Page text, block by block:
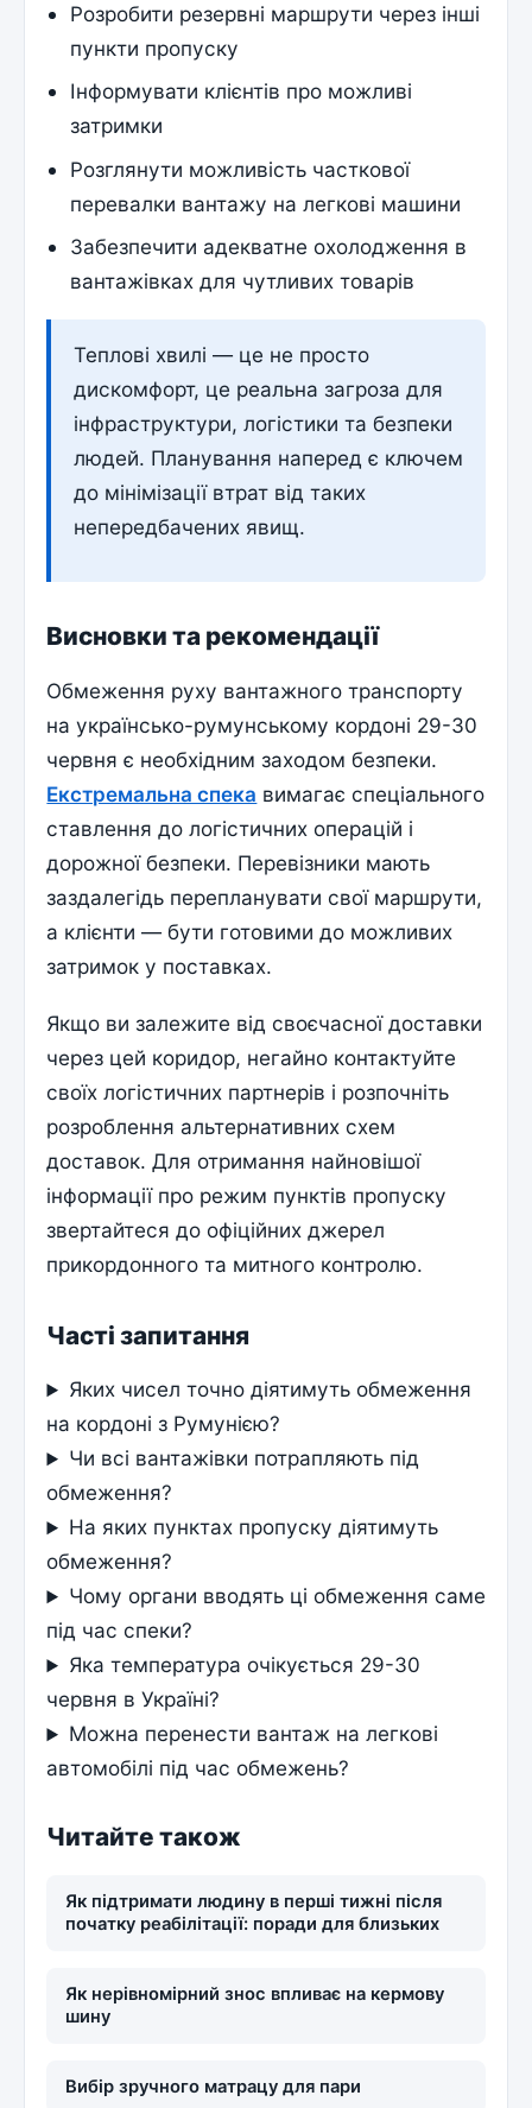
Розробити резервні маршрути через інші
пункти пропуску
Інформувати клієнтів про можливі
затримки
Розглянути можливість часткової
перевалки вантажу на легкові машини
Забезпечити адекватне охолодження в
вантажівках для чутливих товарів
Теплові хвилі — це не просто
дискомфорт, це реальна загроза для
інфраструктури, логістики та безпеки
людей. Планування наперед є ключем
до мінімізації втрат від таких
непередбачених явищ.
Висновки та рекомендації
Обмеження руху вантажного транспорту
на украї­нсько-румунському кордоні 29-30
червня є необхідним заходом безпеки.
Екстремальна спека вимагає спеціального
ставлення до логістичних операцій і
дорожної безпеки. Перевізники мають
заздалегідь перепланувати свої маршрути,
а клієнти — бути готовими до можливих
затримок у поставках.
Якщо ви залежите від своєчасної доставки
через цей коридор, негайно контактуйте
своїх логістичних партнерів і розпочніть
розроблення альтернативних схем
доставок. Для отримання найновішої
інформації про режим пунктів пропуску
звертайтеся до офіційних джерел
прикордонного та митного контролю.
Часті запитання
Яких чисел точно діятимуть обмеження
на кордоні з Румунією?
Чи всі вантажівки потрапляють під
обмеження?
На яких пунктах пропуску діятимуть
обмеження?
Чому органи вводять ці обмеження саме
під час спеки?
Яка температура очікується 29-30
червня в Україні?
Можна перенести вантаж на легкові
автомобілі під час обмежень?
Читайте також
Як підтримати людину в перші тижні після
початку реабілітації: поради для близьких
Як нерівномірний знос впливає на кермову
шину
Вибір зручного матрацу для пари